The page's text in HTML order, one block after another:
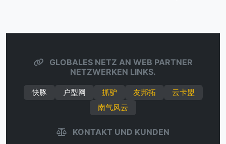
GLOBALES NETZ AN WEB PARTNER
NETZWERKEN LINKS.
快豚 户型网 抓驴 友邦拓
云卡盟
南气风云
KONTAKT UND KUNDEN